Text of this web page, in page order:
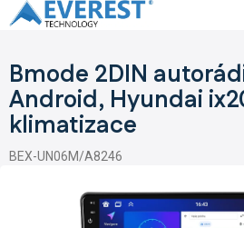
Přejít
na
Bmode 2DIN
Android, Hyundai
klimatizace
BEX-UN06M/A8246